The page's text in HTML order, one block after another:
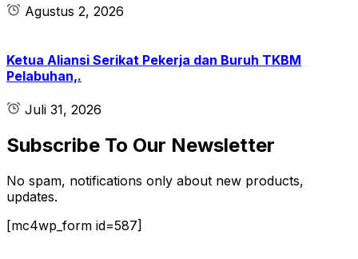
Agustus 2, 2026
Ketua Aliansi Serikat Pekerja dan Buruh TKBM
Pelabuhan,.
Juli 31, 2026
Subscribe To Our Newsletter
No spam, notifications only about new products,
updates.
[mc4wp_form id=587]